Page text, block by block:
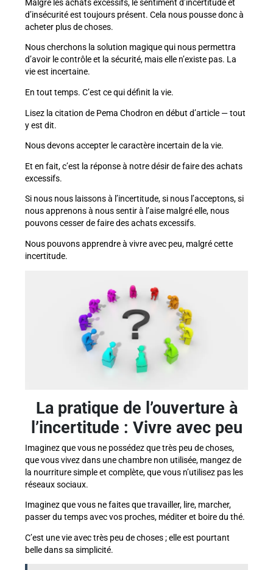
Malgré les achats excessifs, le sentiment d’incertitude et
d’insécurité est toujours présent. Cela nous pousse donc à
acheter plus de choses.
Nous cherchons la solution magique qui nous permettra
d’avoir le contrôle et la sécurité, mais elle n’existe pas. La
vie est incertaine.
En tout temps. C’est ce qui définit la vie.
Lisez la citation de Pema Chodron en début d’article — tout
y est dit.
Nous devons accepter le caractère incertain de la vie.
Et en fait, c’est la réponse à notre désir de faire des achats
excessifs.
Si nous nous laissons à l’incertitude, si nous l’acceptons, si
nous apprenons à nous sentir à l’aise malgré elle, nous
pouvons cesser de faire des achats excessifs.
Nous pouvons apprendre à vivre avec peu, malgré cette
incertitude.
La pratique de l’ouverture à
l’incertitude : Vivre avec peu
Imaginez que vous ne possédez que très peu de choses,
que vous vivez dans une chambre non utilisée, mangez de
la nourriture simple et complète, que vous n’utilisez pas les
réseaux sociaux.
Imaginez que vous ne faites que travailler, lire, marcher,
passer du temps avec vos proches, méditer et boire du thé.
C’est une vie avec très peu de choses ; elle est pourtant
belle dans sa simplicité.